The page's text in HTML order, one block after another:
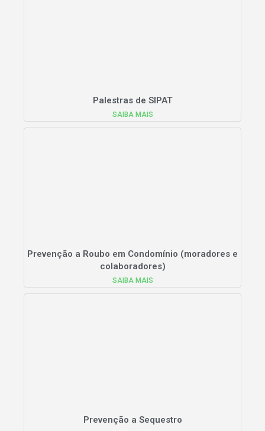
Palestras de SIPAT
SAIBA MAIS
Prevenção a Roubo em Condomínio (moradores e
colaboradores)
SAIBA MAIS
Prevenção a Sequestro